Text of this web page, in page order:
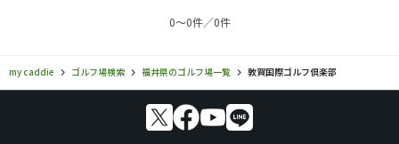
0〜0件／0件
my caddie ゴルフ場検索 福井県のゴルフ場一覧 敦賀国際ゴルフ倶楽部